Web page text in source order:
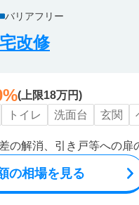
バリアフリー
改修
(上限18万円)
トイレ 洗面台 玄関
の解消、引き戸等への
の相場を見る